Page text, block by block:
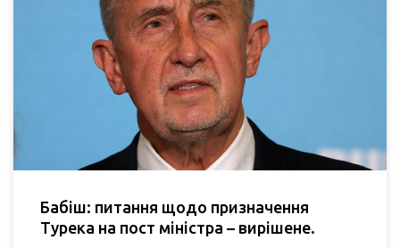
Бабіш: питання щодо призначення
Турека на пост міністра – вирішене.